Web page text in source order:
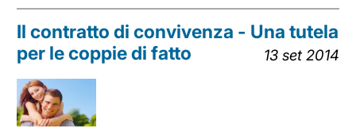
Il contratto di convivenza - Una tutela
per le coppie di fatto
13 set 2014